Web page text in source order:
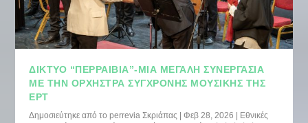
ΔΙΚΤΥΟ “ΠΕΡΡΑΙΒΙΑ”-ΜΙΑ ΜΕΓΆΛΗ ΣΥΝΕΡΓΑΣΊΑ
ΜΕ ΤΗΝ ΟΡΧΉΣΤΡΑ ΣΎΓΧΡΟΝΗΣ ΜΟΥΣΙΚΉΣ ΤΗΣ
ΕΡΤ
Δημοσιεύτηκε από τοperrevia Σκριάπας |Φεβ 28, 2026 | Εθνικές